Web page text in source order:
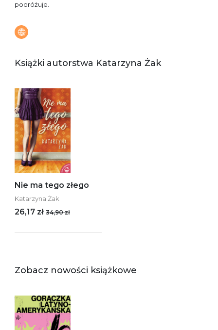
podróżuje.
Książki autorstwa Katarzyna Żak
Nie ma tego złego
Katarzyna Żak
26,17 zł 34,90 zł
Zobacz nowości książkowe